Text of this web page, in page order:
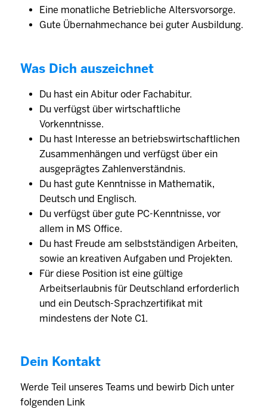
Eine monatliche Betriebliche Altersvorsorge.
Gute Übernahmechance bei guter Ausbildung.
Was Dich auszeichnet
Du hast ein Abitur oder Fachabitur.
Du verfügst über wirtschaftliche
Vorkenntnisse.
Du hast Interesse an betriebswirtschaftlichen
Zusammenhängen und verfügst über ein
ausgeprägtes Zahlenverständnis.
Du hast gute Kenntnisse in Mathematik,
Deutsch und Englisch.
Du verfügst über gute PC-Kenntnisse, vor
allem in MS Office.
Du hast Freude am selbstständigen Arbeiten,
sowie an kreativen Aufgaben und Projekten.
Für diese Position ist eine gültige
Arbeitserlaubnis für Deutschland erforderlich
und ein Deutsch-Sprachzertifikat mit
mindestens der Note C1.
Dein Kontakt
Werde Teil unseres Teams und bewirb Dich unter
folgenden Link